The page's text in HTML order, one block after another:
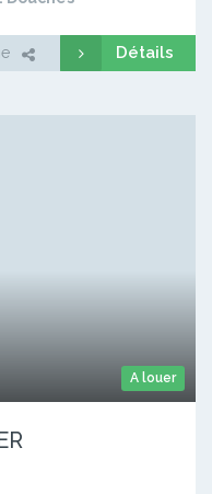
Détails
A louer